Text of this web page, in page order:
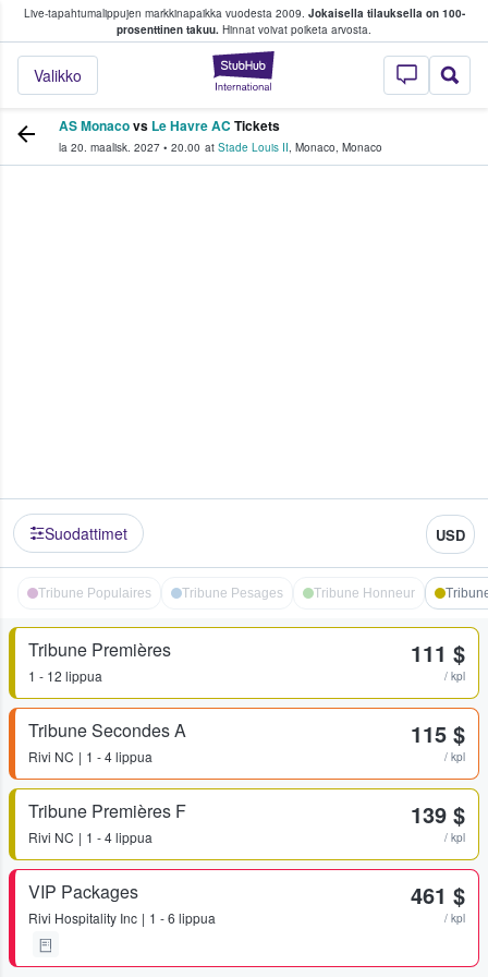
Live-tapahtumalippujen markkinapaikka vuodesta 2009. Jokaisella tilauksella on 100-
prosenttinen takuu. Hinnat voivat poiketa arvosta.
StubHub -
Valikko
fanit ostavat ja myyvät lippuja
AS Monacovs Le Havre AC Tickets
la 20. maalisk. 2027 • 20.00 at Stade Louis II, Monaco, Monaco
Suodattimet USD
Tribune Populaires Tribune Pesages Tribune Honneur
Tribune Premières
1 - 12 lippua
111 $
/ kpl
Tribune Secondes A
Rivi NC 1 - 4 lippua
115 $
/ kpl
Tribune Premières F
Rivi NC 1 - 4 lippua
139 $
/ kpl
VIP Packages
Rivi Hospitality Inc 1 - 6 lippua
461 $
/ kpl